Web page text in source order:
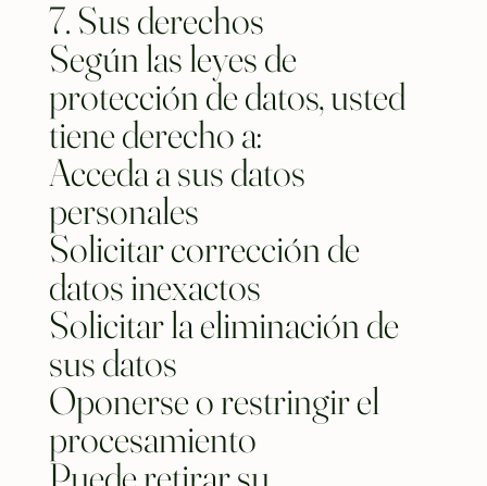
7. Sus derechos
Según las leyes de
protección de datos, usted
tiene derecho a:
Acceda a sus datos
personales
Solicitar corrección de
datos inexactos
Solicitar la eliminación de
sus datos
Oponerse o restringir el
procesamiento